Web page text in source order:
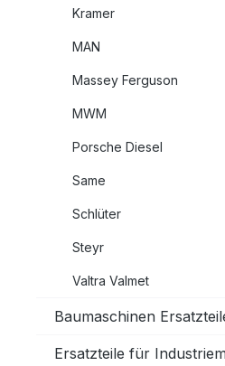
Kramer
MAN
Massey Ferguson
MWM
Porsche Diesel
Same
Schlüter
Steyr
Valtra Valmet
Baumaschinen
Ersatzteile für